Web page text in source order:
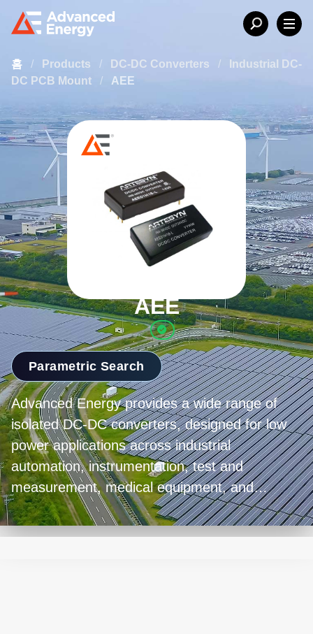
홈 / Products / DC-DC Converters /
Industrial DC-
DC PCB Mount
/ AEE
AEE
Parametric Search
Advanced Energy provides a wide range of
isolated DC-DC converters, designed for low
power applications across industrial
automation, instrumentation, test and
measurement, medical equipment, and
telecommunications. Our products, offering
nominal inputs of 12 V, 24 V, or 48 V in single